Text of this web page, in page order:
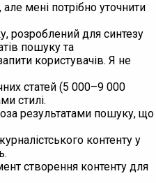
мені потрібно уточнити
розроблений для синтезу
пошуку та
користувачів. Я не
статей (5 000–9 000
стилі.
результатами пошуку, що
контенту у
створення контенту для